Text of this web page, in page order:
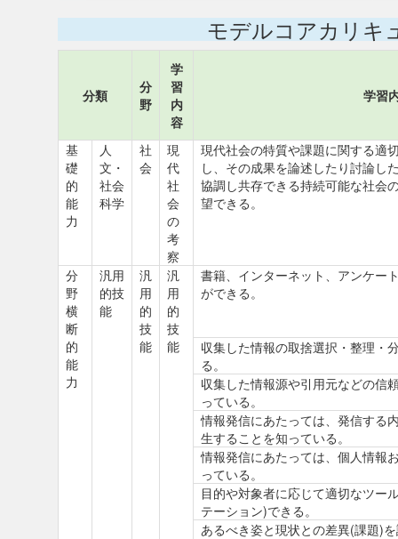
モデルコアカリキ
分類
分
野
学
習
内
容
学習
基
礎
的
能
力
人
文・
社会
科学
社
会
現
代
社
会
の
考
察
現代社会の特質や課題に関する適
し、その成果を論述したり討論し
協調し共存できる持続可能な社会
望できる。
分
野
横
断
的
能
力
汎用
的技
能
汎
用
的
技
能
汎
用
的
技
能
書籍、インターネット、アンケー
ができる。
収集した情報の取捨選択・整理・
る。
収集した情報源や引用元などの信
っている。
情報発信にあたっては、発信する
生することを知っている。
情報発信にあたっては、個人情報
っている。
目的や対象者に応じて適切なツー
テーション)できる。
あるべき姿と現状との差異(課題)